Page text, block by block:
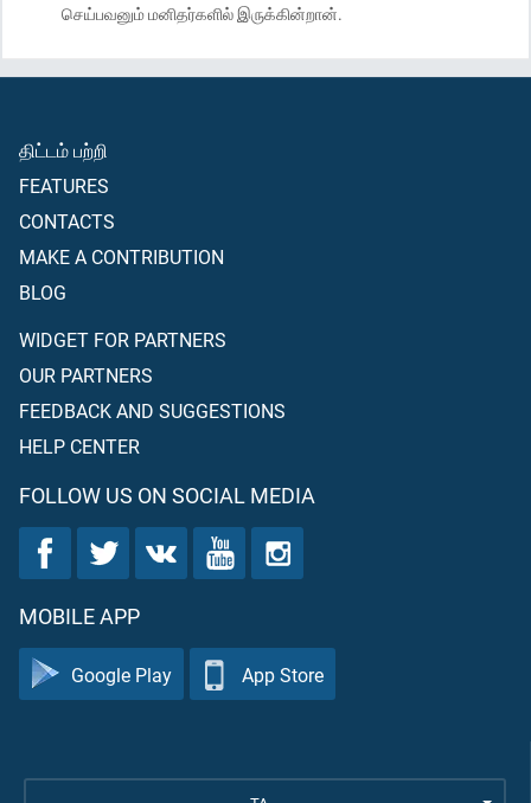
செய்பவனும் மனிதர்களில் இருக்கின்றான்.
திட்டம் பற்றி
FEATURES
CONTACTS
MAKE A CONTRIBUTION
BLOG
WIDGET FOR PARTNERS
OUR PARTNERS
FEEDBACK AND SUGGESTIONS
HELP CENTER
FOLLOW US ON SOCIAL MEDIA
MOBILE APP
Google Play App Store